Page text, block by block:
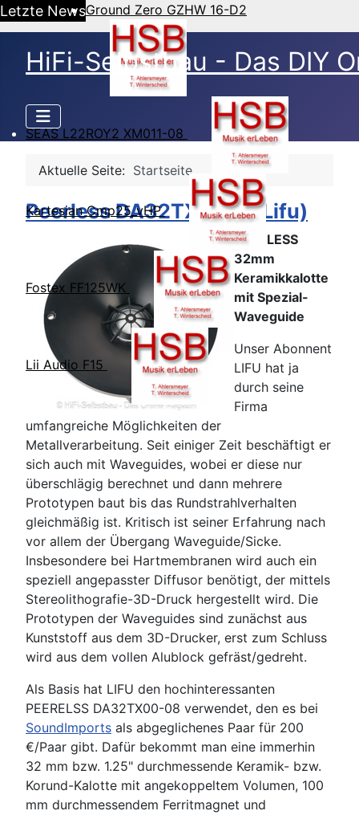
Letzte NewsGround Zero GZHW 16-D2
SEAS L22ROY2 XM011-08
Kartesian Cmp25_vHP
Fostex FF125WK
Lii Audio F15
HiFi-Selbstbau - Das DIY
Aktuelle Seite: Startseite
Peerless DA32TX00-8 (Lifu)
PEERLESS
32mm
Keramikkalotte
mit Spezial-
Waveguide
Unser Abonnent
LIFU hat ja
durch seine
Firma
umfangreiche Möglichkeiten der
Metallverarbeitung. Seit einiger Zeit beschäftigt er
sich auch mit Waveguides, wobei er diese nur
überschlägig berechnet und dann mehrere
Prototypen baut bis das Rundstrahlverhalten
gleichmäßig ist. Kritisch ist seiner Erfahrung nach
vor allem der Übergang Waveguide/Sicke.
Insbesondere bei Hartmembranen wird auch ein
speziell angepasster Diffusor benötigt, der mittels
Stereolithografie-3D-Druck hergestellt wird. Die
Prototypen der Waveguides sind zunächst aus
Kunststoff aus dem 3D-Drucker, erst zum Schluss
wird aus dem vollen Alublock gefräst/gedreht.
Als Basis hat LIFU den hochinteressanten
PEERELSS DA32TX00-08 verwendet, den es bei
SoundImports als abgeglichenes Paar für 200
€/Paar gibt. Dafür bekommt man eine immerhin
32 mm bzw. 1.25" durchmessende Keramik- bzw.
Korund-Kalotte mit angekoppeltem Volumen, 100
mm durchmessendem Ferritmagnet und